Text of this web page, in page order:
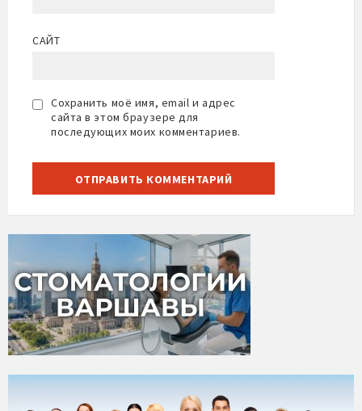
САЙТ
Сохранить моё имя, email и адрес
сайта в этом браузере для
последующих моих комментариев.